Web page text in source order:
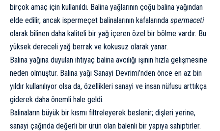
birçok amaç için kullanıldı. Balina yağlarının çoğu balina yağından
elde edilir, ancak ispermeçet balinalarının kafalarında spermaceti
olarak bilinen daha kaliteli bir yağ içeren özel bir bölme vardır. Bu
yüksek dereceli yağ berrak ve kokusuz olarak yanar.
Balina yağına duyulan ihtiyaç balina avcılığı işinin hızla gelişmesine
neden olmuştur. Balina yağı Sanayi Devrimi’nden önce en az bin
yıldır kullanılıyor olsa da, özellikleri sanayi ve insan nüfusu arttıkça
giderek daha önemli hale geldi.
Balinaların büyük bir kısmı filtreleyerek beslenir; dişleri yerine,
sanayi çağında değerli bir ürün olan balenli bir yapıya sahiptirler.